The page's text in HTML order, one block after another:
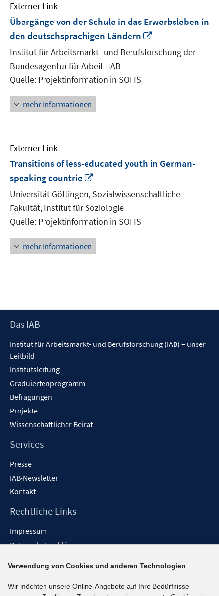
Externer Link
Übergänge von der Schule in das Erwerbsleben in
den deutschsprachigen Ländern
neuem
Fenster
Institut für Arbeitsmarkt- und Berufsforschung der
Bundesagentur für Arbeit -IAB-
Quelle: Projektinformation in SOFIS
mehr Informationen
Externer Link
Transitions of less-educated youth in German-
speaking countrie
neuem
Fenster
öffnen
Universität Göttingen, Sozialwissenschaftliche
Fakultät, Institut für Soziologie
Quelle: Projektinformation in SOFIS
mehr Informationen
Footer
Das IAB
Institut für Arbeitsmarkt- und Berufsforschung (IAB) – unser
Leitbild
Institutsleitung
Graduiertenprogramm
Befragungen
Projekte
Wissenschaftlicher Beirat
Services
Presse
IAB-Newsletter
Kontakt
Rechtliche Links
Impressum
Datenschutzerklärung
Barrieren melden
Social-Media-Kanäle
Verwendung von Cookies und anderen Technologien
Wir möchten unsere Online-Angebote auf Ihre Bedürfnisse